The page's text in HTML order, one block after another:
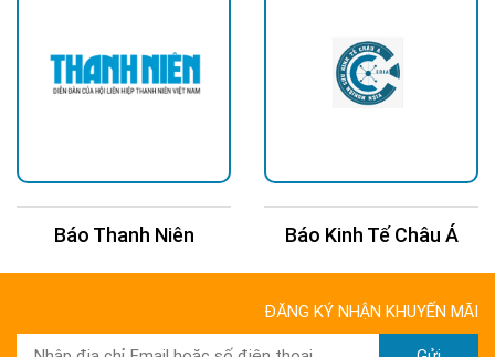
Báo Thanh Niên Báo Kinh Tế Châu Á
ĐĂNG KÝ NHẬN KHUYẾN MÃI